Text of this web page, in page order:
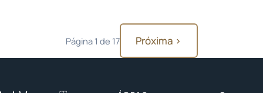
preocupados
mesmo
estressados...
Página 1 de 17 Próxima ›